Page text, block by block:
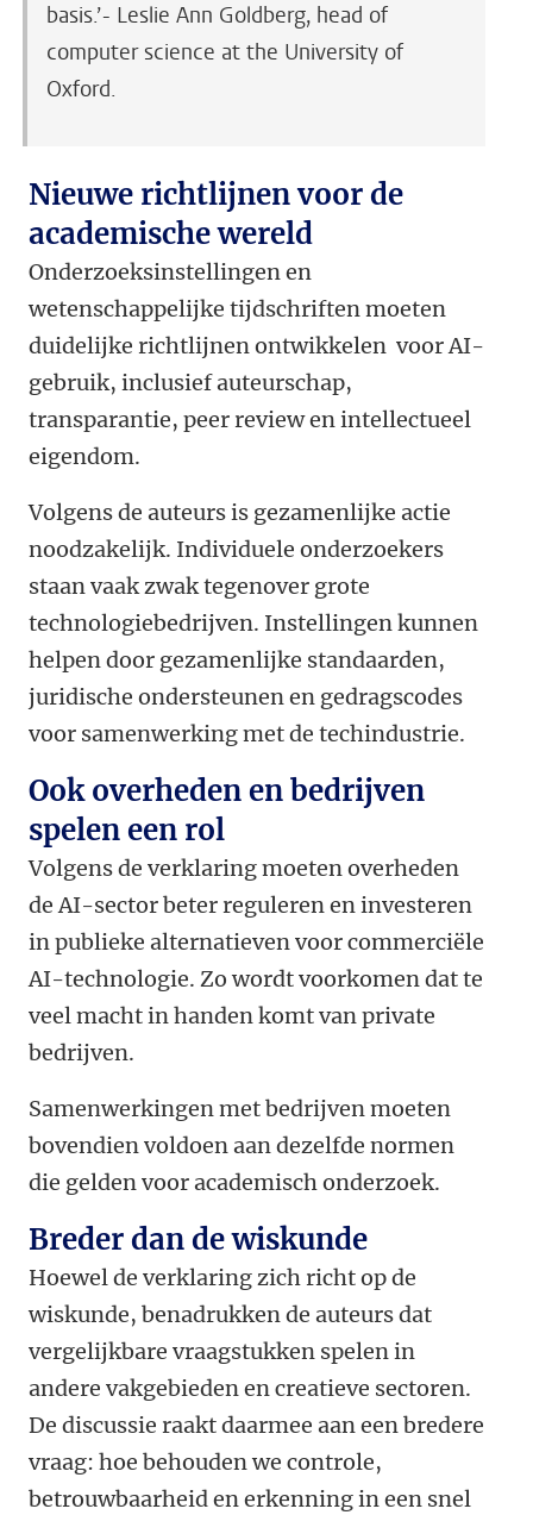
basis.’- Leslie Ann Goldberg, head of
computer science at the University of
Oxford.
Nieuwe richtlijnen voor de
academische wereld
Onderzoeksinstellingen en
wetenschappelijke tijdschriften moeten
duidelijke richtlijnen ontwikkelen voor AI-
gebruik, inclusief auteurschap,
transparantie, peer review en intellectueel
eigendom.
Volgens de auteurs is gezamenlijke actie
noodzakelijk. Individuele onderzoekers
staan vaak zwak tegenover grote
technologiebedrijven. Instellingen kunnen
helpen door gezamenlijke standaarden,
juridische ondersteunen en gedragscodes
voor samenwerking met de techindustrie.
Ook overheden en bedrijven
spelen een rol
Volgens de verklaring moeten overheden
de AI-sector beter reguleren en investeren
in publieke alternatieven voor commerciële
AI-technologie. Zo wordt voorkomen dat te
veel macht in handen komt van private
bedrijven.
Samenwerkingen met bedrijven moeten
bovendien voldoen aan dezelfde normen
die gelden voor academisch onderzoek.
Breder dan de wiskunde
Hoewel de verklaring zich richt op de
wiskunde, benadrukken de auteurs dat
vergelijkbare vraagstukken spelen in
andere vakgebieden en creatieve sectoren.
De discussie raakt daarmee aan een bredere
vraag: hoe behouden we controle,
betrouwbaarheid en erkenning in een snel